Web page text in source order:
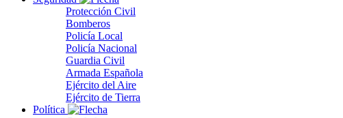
Protección Civil
Bomberos
Policía Local
Policía Nacional
Guardia Civil
Armada Española
Ejército del Aire
Ejército de Tierra
Política